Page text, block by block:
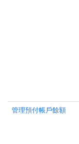
管理預付帳戶餘額